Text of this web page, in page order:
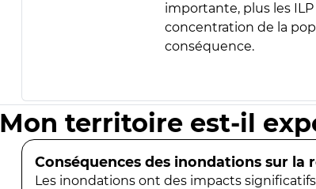
importante, plus les
concentration de la
conséquence.
Mon territoire est-il
Conséquences des inondations sur la
Les inondations ont des impacts